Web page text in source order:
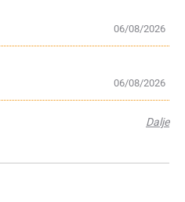
06/08/2026
06/08/2026
Dalje